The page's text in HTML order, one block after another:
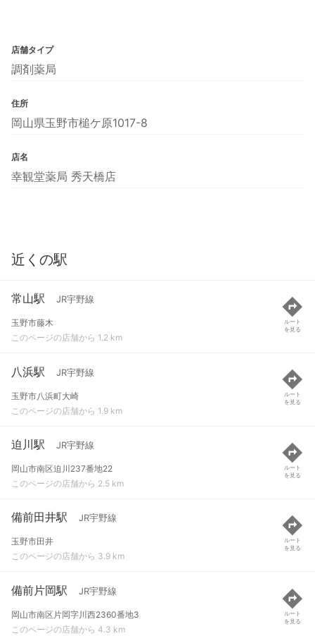
店舗タイプ
調剤薬局
住所
岡山県玉野市槌ケ原1017-8
店名
幸観堂薬局 秀天橋店
近くの駅
常山駅 JR宇野線
玉野市藤木
このページの店舗から 1.2 km
ルート
を見る
八浜駅 JR宇野線
玉野市八浜町大崎
このページの店舗から 1.9 km
ルート
を見る
迫川駅 JR宇野線
岡山市南区迫川237番地22
このページの店舗から 2.5 km
ルート
を見る
備前田井駅 JR宇野線
玉野市田井
このページの店舗から 3.9 km
ルート
を見る
備前片岡駅 JR宇野線
岡山市南区片岡字川西2360番地3
このページの店舗から 4.3 km
ルート
を見る